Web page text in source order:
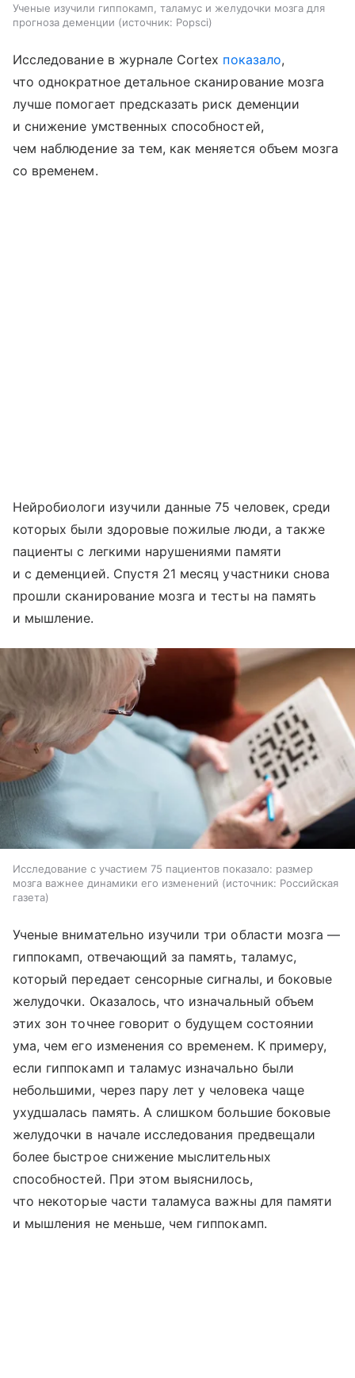
Ученые изучили гиппокамп, таламус и желудочки мозга для
прогноза деменции
источник: Popsci
Исследование в журнале Cortex показало,
что однократное детальное сканирование мозга
лучше помогает предсказать риск деменции
и снижение умственных способностей,
чем наблюдение за тем, как меняется объем мозга
со временем.
Нейробиологи изучили данные 75 человек, среди
которых были здоровые пожилые люди, а также
пациенты с легкими нарушениями памяти
и с деменцией. Спустя 21 месяц участники снова
прошли сканирование мозга и тесты на память
и мышление.
Исследование с участием 75 пациентов показало: размер
мозга важнее динамики его изменений
источник: Российская
газета
Ученые внимательно изучили три области мозга —
гиппокамп, отвечающий за память, таламус,
который передает сенсорные сигналы, и боковые
желудочки. Оказалось, что изначальный объем
этих зон точнее говорит о будущем состоянии
ума, чем его изменения со временем. К примеру,
если гиппокамп и таламус изначально были
небольшими, через пару лет у человека чаще
ухудшалась память. А слишком большие боковые
желудочки в начале исследования предвещали
более быстрое снижение мыслительных
способностей. При этом выяснилось,
что некоторые части таламуса важны для памяти
и мышления не меньше, чем гиппокамп.